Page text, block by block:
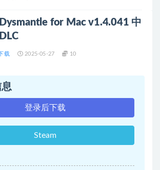
for Mac v1.4.041 中
载 2025-05-27 10
登录后下载
Steam